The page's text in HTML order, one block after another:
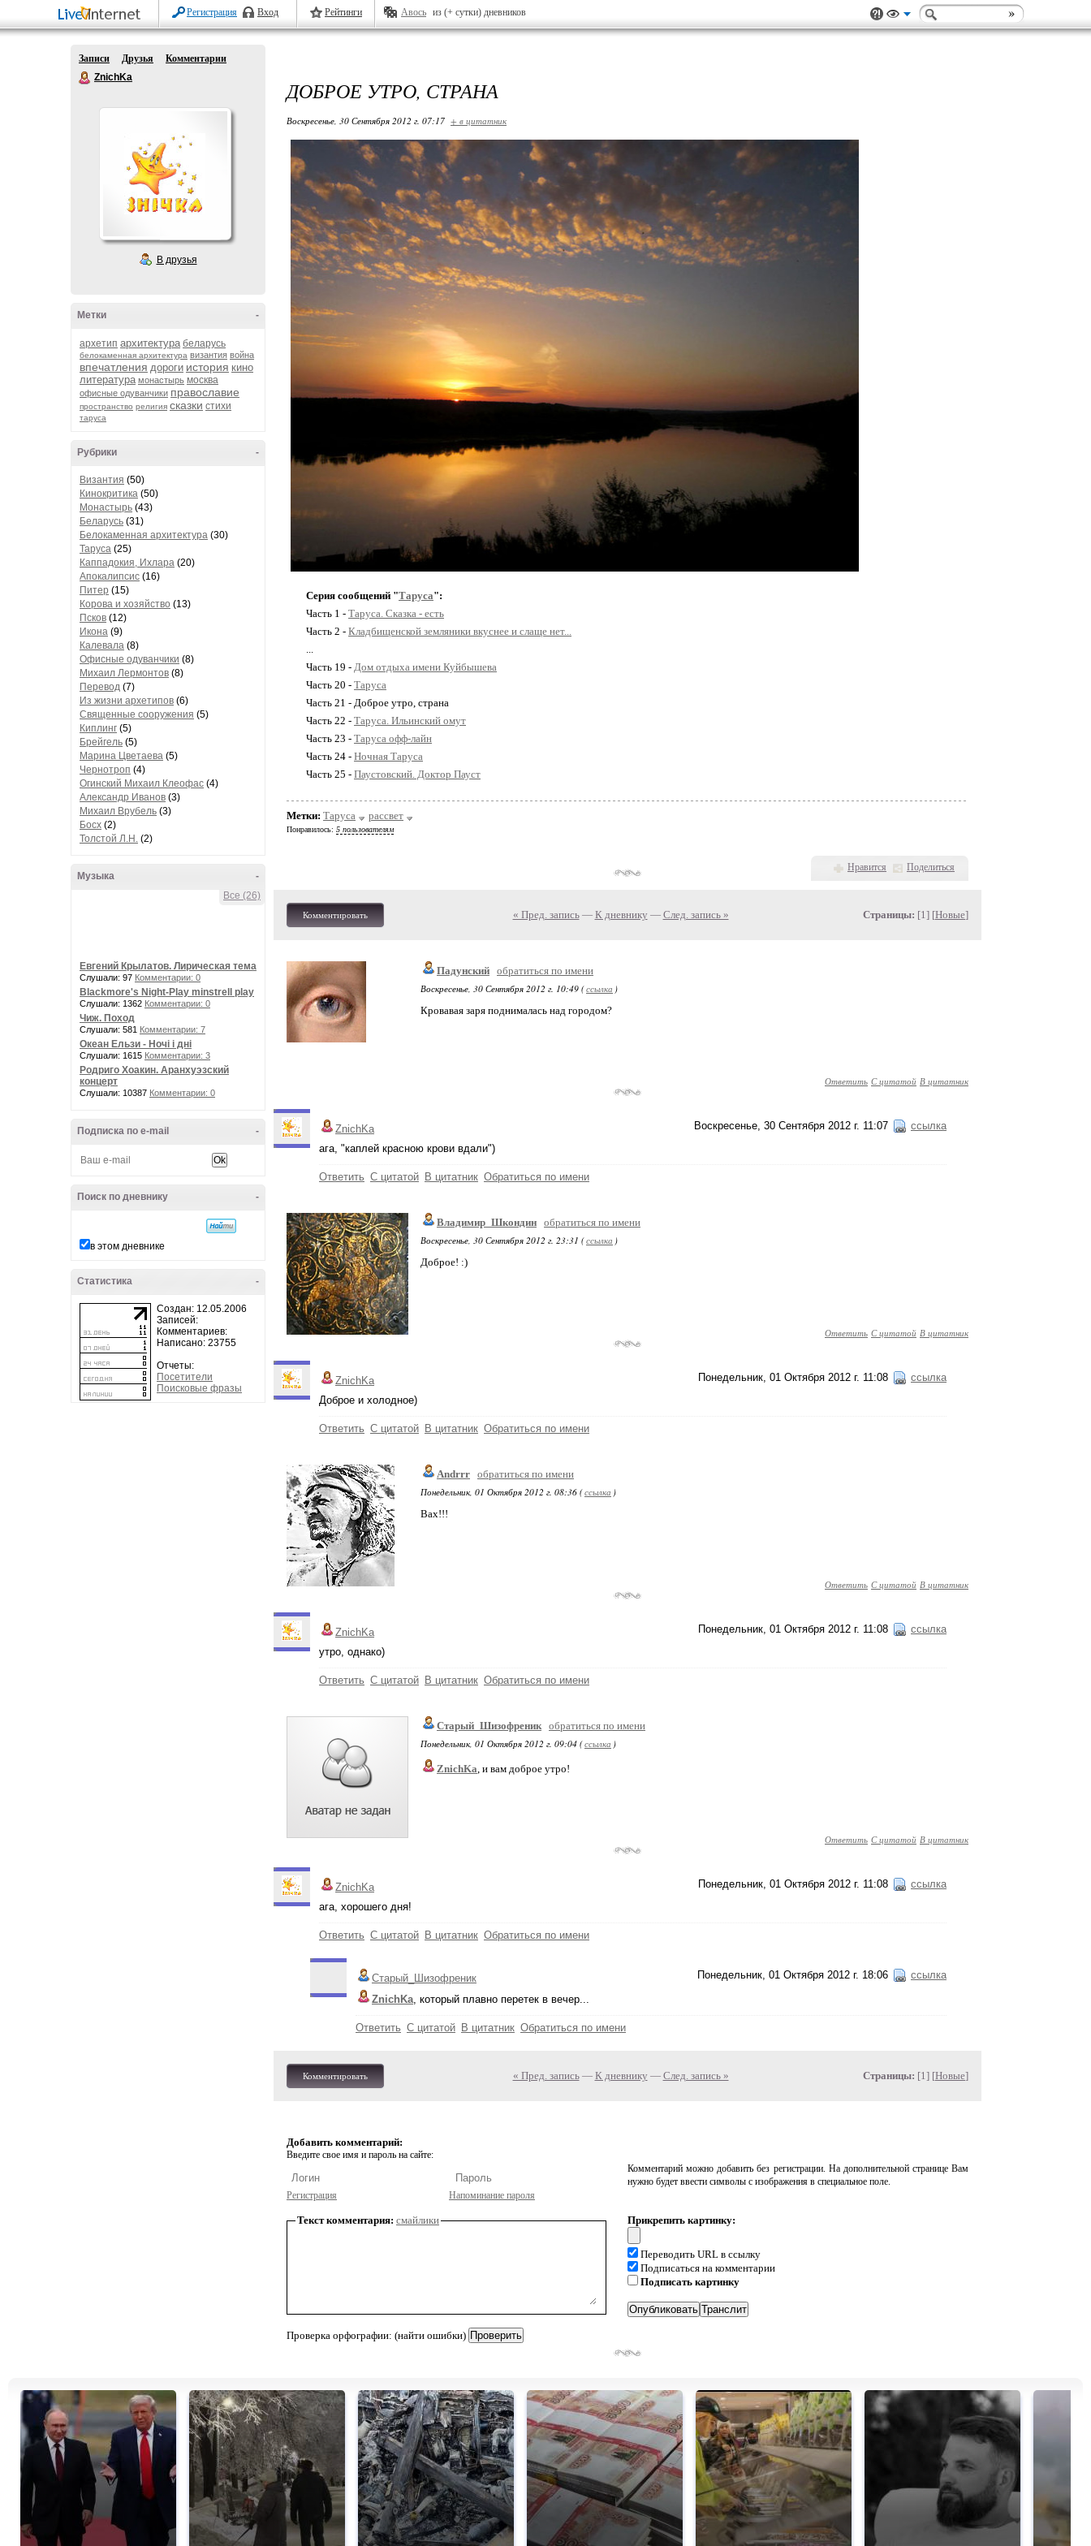
Регистрация Вход Рейтинги Авось из (+ сутки) дневников
Записи Друзья
Комментарии
ZnichKa
В друзья
-
Метки
архетип архитектура беларусь
белокаменная архитектура византия война
впечатления дороги история кино
литература монастырь москва
офисные одуванчики православие
пространство религия сказки стихи
таруса
-
Рубрики
Византия (50)
Кинокритика (50)
Монастырь (43)
Беларусь (31)
Белокаменная архитектура (30)
Таруса (25)
Каппадокия, Ихлара (20)
Апокалипсис (16)
Питер (15)
Корова и хозяйство (13)
Псков (12)
Икона (9)
Калевала (8)
Офисные одуванчики (8)
Михаил Лермонтов (8)
Перевод (7)
Из жизни архетипов (6)
Священные сооружения (5)
Киплинг (5)
Брейгель (5)
Марина Цветаева (5)
Чернотроп (4)
Огинский Михаил Клеофас (4)
Александр Иванов (3)
Михаил Врубель (3)
Босх (2)
Толстой Л.Н. (2)
-
Музыка
Все (26)
Евгений Крылатов. Лирическая тема
Слушали: 97 Комментарии: 0
Blackmore's Night-Play minstrell play
Слушали: 1362 Комментарии: 0
Чиж. Поход
Слушали: 581 Комментарии: 7
Океан Ельзи - Ночі і дні
Слушали: 1615 Комментарии: 3
Родриго Хоакин. Аранхуэзский
концерт
Слушали: 10387 Комментарии: 0
-
Подписка по e-mail
-
Поиск по дневнику
в этом дневнике
-
Статистика
Создан: 12.05.2006
Записей:
Комментариев:
Написано: 23755
Отчеты:
Посетители
Поисковые фразы
ДОБРОЕ УТРО, СТРАНА
Воскресенье, 30 Сентября 2012 г. 07:17 + в цитатник
Серия сообщений "Таруса":
Часть 1 - Таруса. Сказка - есть
Часть 2 - Кладбищенской земляники вкуснее и слаще нет...
...
Часть 19 - Дом отдыха имени Куйбышева
Часть 20 - Таруса
Часть 21 - Доброе утро, страна
Часть 22 - Таруса. Ильинский омут
Часть 23 - Таруса офф-лайн
Часть 24 - Ночная Таруса
Часть 25 - Паустовский. Доктор Пауст
Метки: Таруса рассвет
Понравилось: 5 пользователям
Нравится Поделиться
Комментировать « Пред. запись— К дневнику — След. запись » Страницы: [1] [Новые]
Падунский обратиться по имени
Воскресенье, 30 Сентября 2012 г. 10:49 (ссылка )
Кровавая заря поднималась над городом?
Ответить С цитатой В цитатник
Воскресенье, 30 Сентября 2012 г. 11:07 ссылка
ZnichKa
ага, "каплей красною крови вдали")
Ответить С цитатой В цитатник Обратиться по имени
Владимир_Шкондин обратиться по имени
Воскресенье, 30 Сентября 2012 г. 23:31 (ссылка )
Доброе! :)
Ответить С цитатой В цитатник
Понедельник, 01 Октября 2012 г. 11:08 ссылка
ZnichKa
Доброе и холодное)
Ответить С цитатой В цитатник Обратиться по имени
Andrrr обратиться по имени
Понедельник, 01 Октября 2012 г. 08:36 (ссылка )
Вах!!!
Ответить С цитатой В цитатник
Понедельник, 01 Октября 2012 г. 11:08 ссылка
ZnichKa
утро, однако)
Ответить С цитатой В цитатник Обратиться по имени
Старый_Шизофреник обратиться по имени
Понедельник, 01 Октября 2012 г. 09:04 (ссылка )
ZnichKa, и вам доброе утро!
Ответить С цитатой В цитатник
Понедельник, 01 Октября 2012 г. 11:08 ссылка
ZnichKa
ага, хорошего дня!
Ответить С цитатой В цитатник Обратиться по имени
Понедельник, 01 Октября 2012 г. 18:06 ссылка
Старый_Шизофреник
ZnichKa, который плавно перетек в вечер...
Ответить С цитатой В цитатник Обратиться по имени
Комментировать « Пред. запись— К дневнику — След. запись » Страницы: [1] [Новые]
Добавить комментарий:
Введите свое имя и пароль на сайте:
Регистрация Напоминание пароля
Комментарий можно добавить без регистрации. На дополнительной странице Вам
нужно будет ввести символы с изображения в специальное поле.
Текст комментария: смайлики
Проверка орфографии: (найти ошибки)
Прикрепить картинку:
Переводить URL в ссылку
Подписаться на комментарии
Подписать картинку